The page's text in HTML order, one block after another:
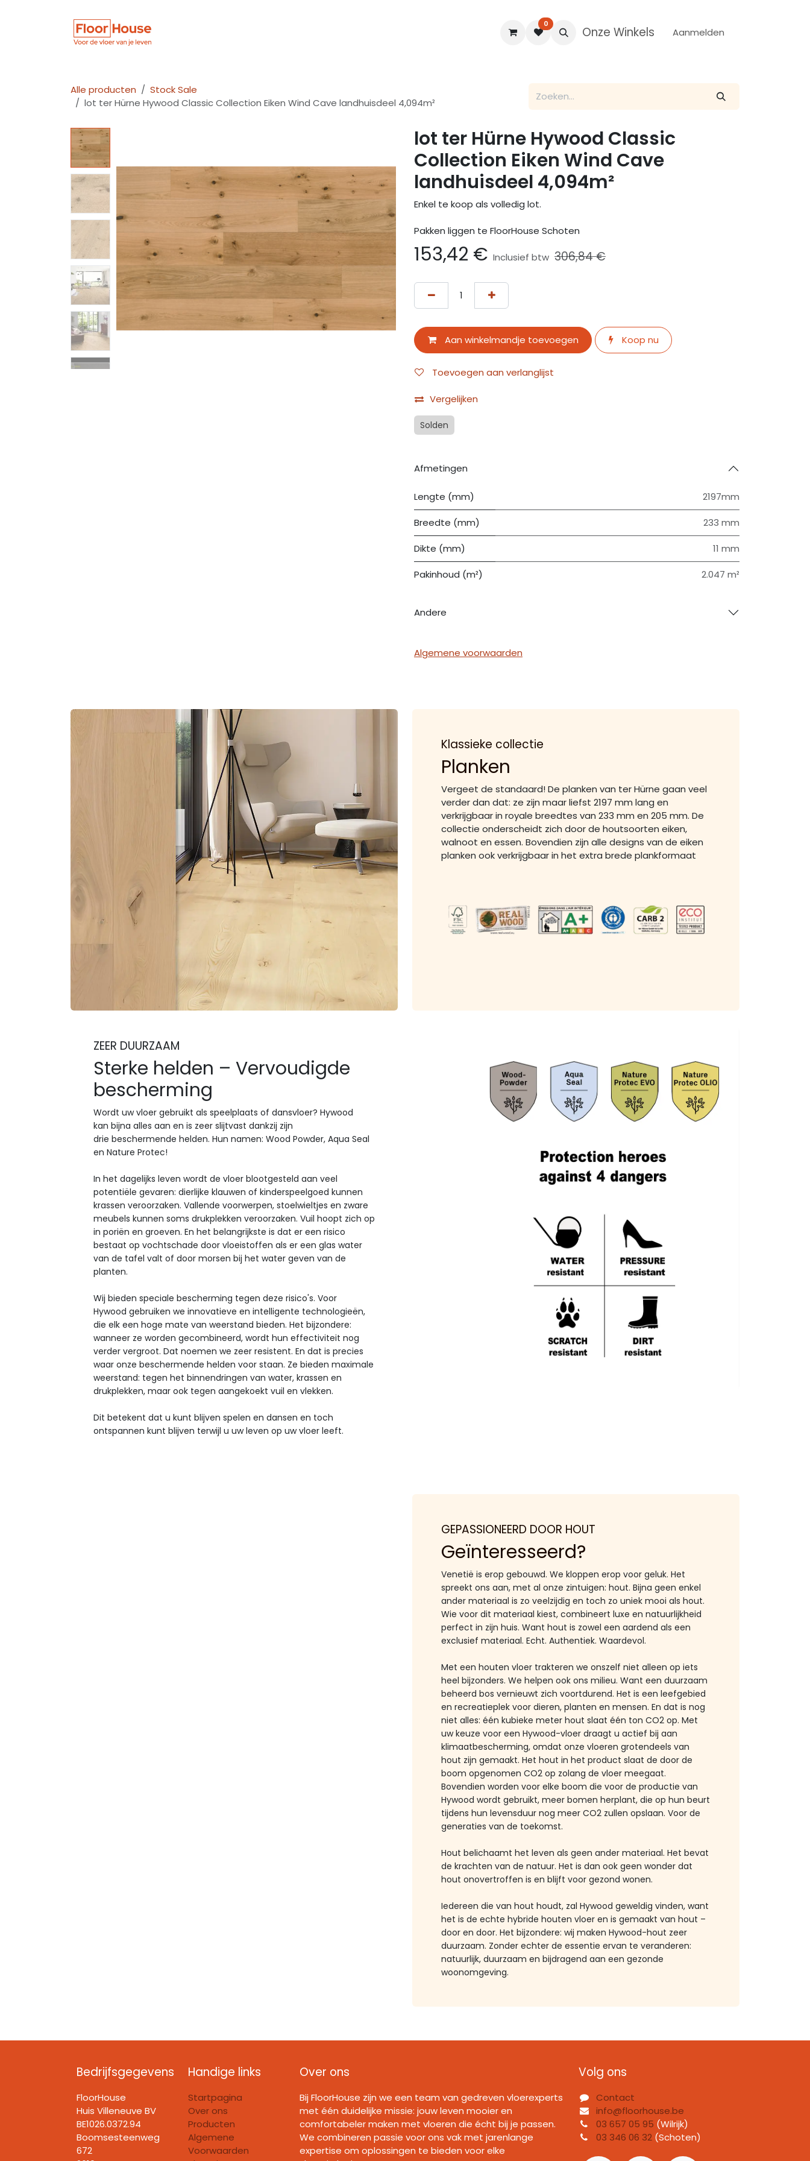
Blogs
0
Onze Winkels Aanmelden
Alle producten
Stock Sale
lot ter Hürne Hywood Classic Collection Eiken Wind Cave landhuisdeel 4,094m²
lot ter Hürne Hywood Classic
Collection Eiken Wind Cave
landhuisdeel 4,094m²
Enkel te koop als volledig lot.
Pakken liggen te FloorHouse Schoten
153,42 € Inclusief btw 306,84€
Aan winkelmandje toevoegen Koop nu
Toevoegen aan verlanglijst
Vergelijken
Solden
Afmetingen
Lengte (mm) 2197mm
Breedte (mm) 233 mm
Dikte (mm) 11 mm
Pakinhoud (m²) 2.047 m²
Andere
Algemene voorwaarden
Klassieke collectie
Planken
Vergeet de standaard! De planken van ter Hürne gaan veel
verder dan dat: ze zijn maar liefst 2197 mm lang en
verkrijgbaar in royale breedtes van 233 mm en 205 mm. De
collectie onderscheidt zich door de houtsoorten eiken,
walnoot en essen. Bovendien zijn alle designs van de eiken
planken ook verkrijgbaar in het extra brede plankformaat
ZEER DUURZAAM
Sterke helden – Vervoudigde
bescherming
Wordt uw vloer gebruikt als speelplaats of dansvloer? Hywood
kan bijna alles aan en is zeer slijtvast dankzij zijn
drie beschermende helden. Hun namen: Wood Powder, Aqua Seal
en Nature Protec!
In het dagelijks leven wordt de vloer blootgesteld aan veel
potentiële gevaren: dierlijke klauwen of kinderspeelgoed kunnen
krassen veroorzaken. Vallende voorwerpen, stoelwieltjes en zware
meubels kunnen soms drukplekken veroorzaken. Vuil hoopt zich op
in poriën en groeven. En het belangrijkste is dat er een risico
bestaat op vochtschade door vloeistoffen als er een glas water
van de tafel valt of door morsen bij het water geven van de
planten.
Wij bieden speciale bescherming tegen deze risico's. Voor
Hywood gebruiken we innovatieve en intelligente technologieën,
die elk een hoge mate van weerstand bieden. Het bijzondere:
wanneer ze worden gecombineerd, wordt hun effectiviteit nog
verder vergroot. Dat noemen we zeer resistent. En dat is precies
waar onze beschermende helden voor staan. Ze bieden maximale
weerstand: tegen het binnendringen van water, krassen en
drukplekken, maar ook tegen aangekoekt vuil en vlekken.
Dit betekent dat u kunt blijven spelen en dansen en toch
ontspannen kunt blijven terwijl u uw leven op uw vloer leeft.
GEPASSIONEERD DOOR HOUT
Geïnteresseerd?
Venetië is erop gebouwd. We kloppen erop voor geluk. Het
spreekt ons aan, met al onze zintuigen: hout. Bijna geen enkel
ander materiaal is zo veelzijdig en toch zo uniek mooi als hout.
Wie voor dit materiaal kiest, combineert luxe en natuurlijkheid
perfect in zijn huis. Want hout is zowel een aardend als een
exclusief materiaal. Echt. Authentiek. Waardevol.
Met een houten vloer trakteren we onszelf niet alleen op iets
heel bijzonders. We helpen ook ons milieu. Want een duurzaam
beheerd bos vernieuwt zich voortdurend. Het is een leefgebied
en recreatieplek voor dieren, planten en mensen. En dat is nog
niet alles: één kubieke meter hout slaat één ton CO2 op. Met
uw keuze voor een Hywood-vloer draagt u actief bij aan
klimaatbescherming, omdat onze vloeren grotendeels van
hout zijn gemaakt. Het hout in het product slaat de door de
boom opgenomen CO2 op zolang de vloer meegaat.
Bovendien worden voor elke boom die voor de productie van
Hywood wordt gebruikt, meer bomen herplant, die op hun beurt
tijdens hun levensduur nog meer CO2 zullen opslaan. Voor de
generaties van de toekomst.
Hout belichaamt het leven als geen ander materiaal. Het bevat
de krachten van de natuur. Het is dan ook geen wonder dat
hout onovertroffen is en blijft voor gezond wonen.
Iedereen die van hout houdt, zal Hywood geweldig vinden, want
het is de echte hybride houten vloer en is gemaakt van hout –
door en door. Het bijzondere: wij maken Hywood-hout zeer
duurzaam. Zonder echter de essentie ervan te veranderen:
natuurlijk, d​uurzaam en bijdragend aan een gezonde
woonomgevin​g.
Volg ons
Contact
info@floorhouse.be
03 657 05 95 (Wilrijk)
03 346 06 32(Schoten)
Over ons
Bij FloorHouse zijn we een team van gedreven vloerexperts
met één duidelijke missie: jouw leven mooier en
comfortabeler maken met vloeren die écht bij je passen.
We combineren passie voor ons vak met jarenlange
expertise om oplossingen te bieden voor elke
Handige links
Startpagina
Over ons
Producten
Algemene
Voorwaarden
Bedrijfsgegevens
FloorHouse
Huis Villeneuve BV​
BE1026.0372.94
Boomsesteenweg
672